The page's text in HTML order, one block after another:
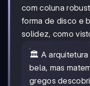
com coluna
forma de disco e
solidez, como
🏛️ A arquitetura
bela, mas
gregos